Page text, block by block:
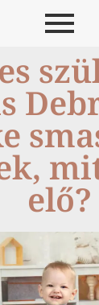
elő?